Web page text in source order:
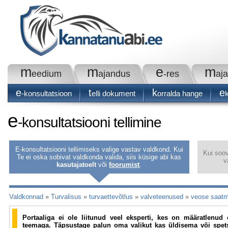
meedium majandus e-res m
e-konsultatsioon telli dokument korralda hange e
e-konsultatsiooni tellimine
E-konsultatsiooni tellimiseks valige vastav valdkond. Kui
Te ei oska sobivat valdkonda valida, siis küsige abi kas
kasutajatoelt võifoorumist.
Kui
Valdkonnad » Turvalisus » turvaettevõtlus » valveteenused » veose
Portaaliga ei ole liitunud veel eksperti, kes on määratlenud
teemaga. Täpsustage palun oma valikut kas üldisema või